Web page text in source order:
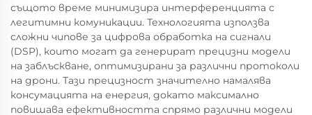
същото време минимизира интерференцията с
легитимни комуникации. Технологията използва
сложни чипове за цифрова обработка на сигнали
(DSP), които могат да генерират прецизни модели
на заблъскване, оптимизирани за различни протоколи
на дрони. Тази прецизност значително намалява
консумацията на енергия, докато максимално
повишава ефективността спрямо различни модели